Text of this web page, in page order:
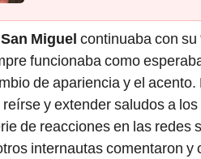
San Miguel continuaba con su
funcionaba como
de apariencia y el
y extender saludos a
de reacciones en las redes
internautas comentaron y